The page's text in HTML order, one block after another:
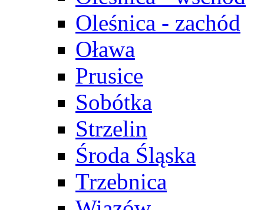
Oleśnica - zachód
Oława
Prusice
Sobótka
Strzelin
Środa Śląska
Trzebnica